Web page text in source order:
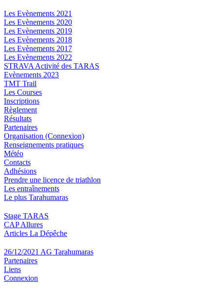
Les Evènements 2021
Les Evènements 2020
Les Evènements 2019
Les Evènements 2018
Les Evènements 2017
Les Evènements 2022
STRAVA Activité des TARAS
Evènements 2023
TMT Trail
Les Courses
Inscriptions
Règlement
Résultats
Partenaires
Organisation (Connexion)
Renseignements pratiques
Météo
Contacts
Adhésions
Prendre une licence de triathlon
Les entraînements
Le plus Tarahumaras
Stage TARAS
CAP Allures
Articles La Dépêche
26/12/2021 AG Tarahumaras
Partenaires
Liens
Connexion